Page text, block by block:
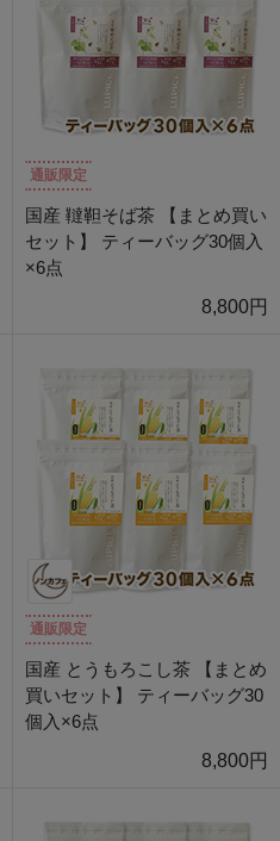
通販限定
国産 韃靼そば茶 【まとめ買い
セット】 ティーバッグ30個入
×6点
8,800円
通販限定
国産 とうもろこし茶 【まとめ
買いセット】 ティーバッグ30
個入×6点
8,800円